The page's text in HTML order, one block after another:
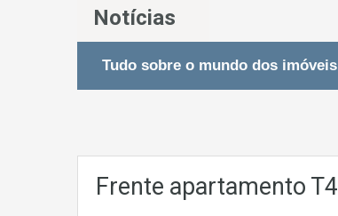
Notícias
Tudo sobre o mundo dos imóveis
Frente apartamento T4